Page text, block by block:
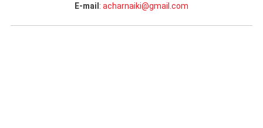
Ε-mail : acharnaiki@gmail.com